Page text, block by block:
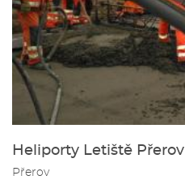
Heliporty Letiště Přerov
Přerov